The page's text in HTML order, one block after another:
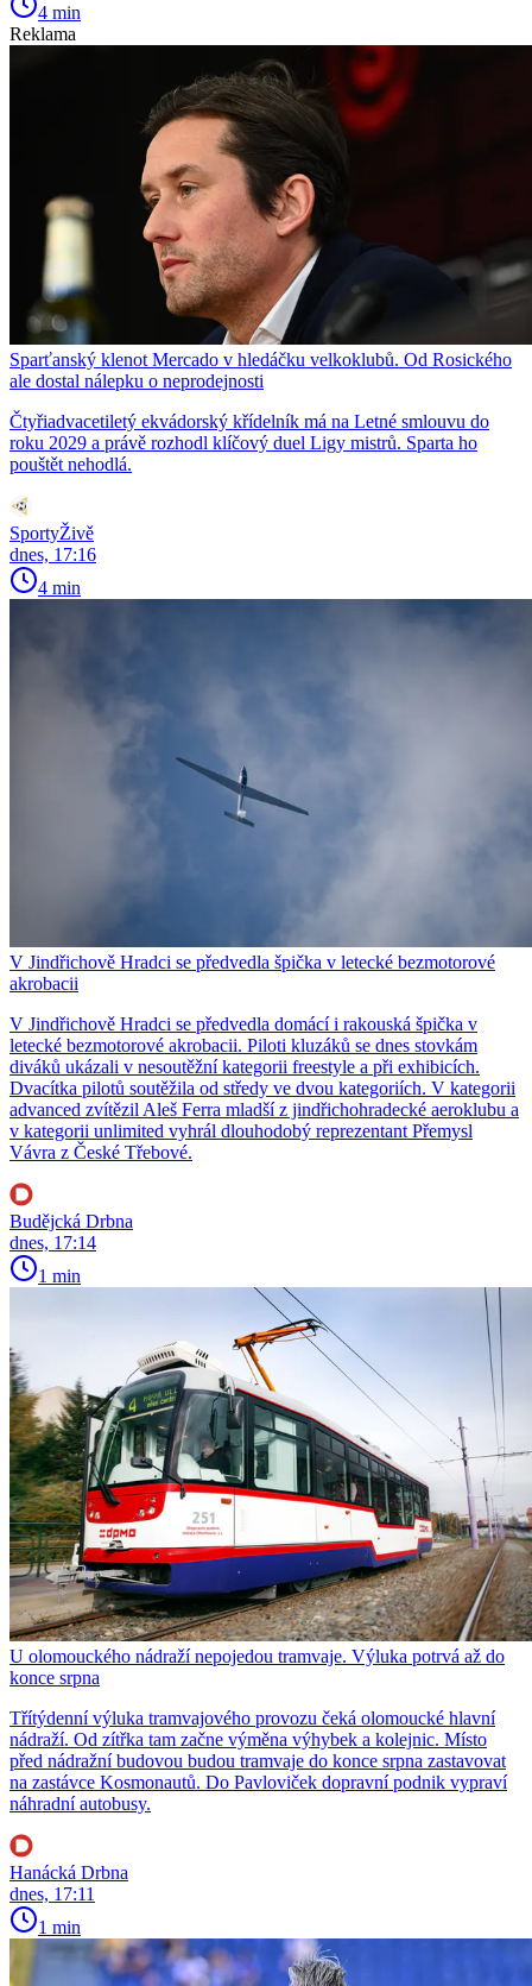
4 min
Reklama
Sparťanský klenot Mercado v hledáčku velkoklubů. Od Rosického
ale dostal nálepku o neprodejnosti
Čtyřiadvacetiletý ekvádorský křídelník má na Letné smlouvu do
roku 2029 a právě rozhodl klíčový duel Ligy mistrů. Sparta ho
pouštět nehodlá.
SportyŽivě
dnes, 17:16
4 min
V Jindřichově Hradci se předvedla špička v letecké bezmotorové
akrobacii
V Jindřichově Hradci se předvedla domácí i rakouská špička v
letecké bezmotorové akrobacii. Piloti kluzáků se dnes stovkám
diváků ukázali v nesoutěžní kategorii freestyle a při exhibicích.
Dvacítka pilotů soutěžila od středy ve dvou kategoriích. V kategorii
advanced zvítězil Aleš Ferra mladší z jindřichohradecké aeroklubu a
v kategorii unlimited vyhrál dlouhodobý reprezentant Přemysl
Vávra z České Třebové.
Budějcká Drbna
dnes, 17:14
1 min
U olomouckého nádraží nepojedou tramvaje. Výluka potrvá až do
konce srpna
Třítýdenní výluka tramvajového provozu čeká olomoucké hlavní
nádraží. Od zítřka tam začne výměna výhybek a kolejnic. Místo
před nádražní budovou budou tramvaje do konce srpna zastavovat
na zastávce Kosmonautů. Do Pavloviček dopravní podnik vypraví
náhradní autobusy.
Hanácká Drbna
dnes, 17:11
1 min